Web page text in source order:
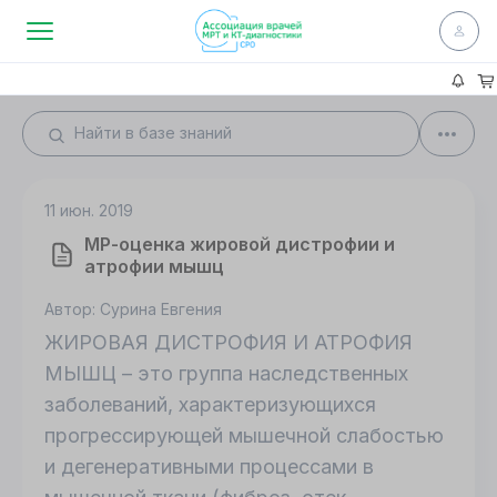
11 июн. 2019
МР-оценка жировой дистрофии и
атрофии мышц
Автор: Сурина Евгения
ЖИРОВАЯ ДИСТРОФИЯ И АТРОФИЯ
МЫШЦ – это группа наследственных
заболеваний, характеризующихся
прогрессирующей мышечной слабостью
и дегенеративными процессами в